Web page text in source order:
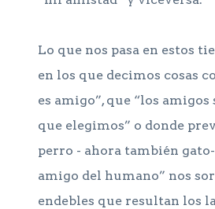
Lo que nos pasa en estos
en los que decimos cosas
es amigo”, que “los
que elegimos” o donde
perro - ahora también
amigo del humano” nos
endebles que resultan los